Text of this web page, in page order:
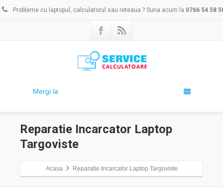
Probleme cu laptopul, calculatorul sau reteaua ? Suna acum la 0766 54 58
Mergi la
Reparatie Incarcator Laptop
Targoviste
Acasa Reparatie Incarcator Laptop Targoviste